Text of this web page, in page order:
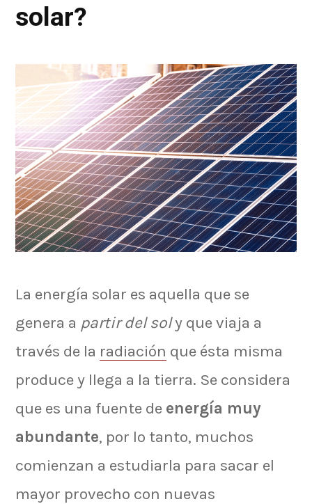
solar?
La energía solar es aquella que se
genera a partir del soly que viaja a
través de la radiación que ésta misma
produce y llega a la tierra. Se considera
que es una fuente de energía muy
abundante, por lo tanto, muchos
comienzan a estudiarla para sacar el
mayor provecho con nuevas